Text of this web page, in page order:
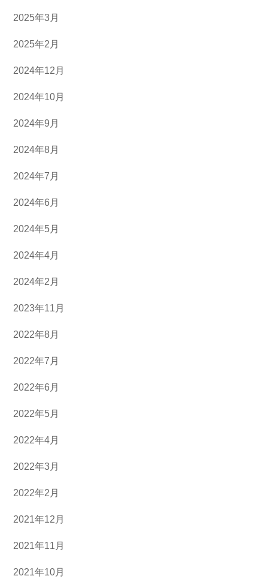
2025年3月
2025年2月
2024年12月
2024年10月
2024年9月
2024年8月
2024年7月
2024年6月
2024年5月
2024年4月
2024年2月
2023年11月
2022年8月
2022年7月
2022年6月
2022年5月
2022年4月
2022年3月
2022年2月
2021年12月
2021年11月
2021年10月